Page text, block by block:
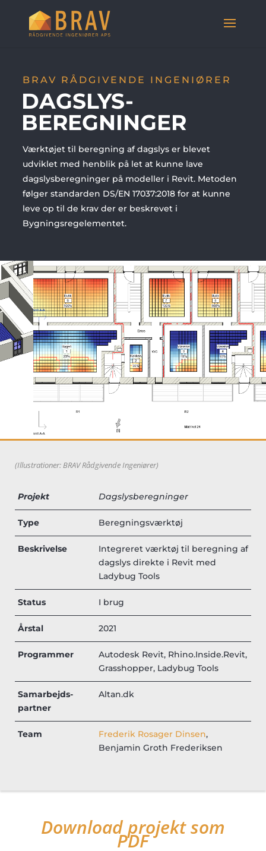
BRAV RÅDGIVENDE INGENIØRER
DAGSLYS-
BEREGNINGER
Værktøjet til beregning af dagslys er blevet
udviklet med henblik på let at kunne lave
dagslysberegninger på modeller i Revit. Metoden
følger standarden DS/EN 17037:2018 for at kunne
leve op til de krav der er beskrevet i
Bygningsregelementet.
(Illustrationer: BRAV Rådgivende Ingeniører)
Projekt Dagslysberegninger
Type Beregningsværktøj
Beskrivelse
Integreret værktøj til beregning af
dagslys direkte i Revit med
Ladybug Tools
Status I brug
Årstal 2021
Programmer
Autodesk Revit, Rhino.Inside.Revit,
Grasshopper, Ladybug Tools
Samarbejds-
partner
Altan.dk
Team Frederik Rosager Dinsen,
Benjamin Groth Frederiksen
Download projekt som
PDF